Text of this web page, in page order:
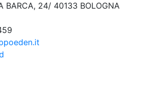
BARCA, 24/ 40133 BOLOGNA